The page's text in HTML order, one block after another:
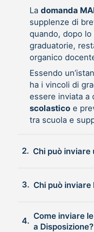
La domanda
supplenze di
quando, dopo
graduatorie,
organico
Essendo
ha i vincoli di
essere inviata a
scolasticoe
tra scuola e
2.
3. Chi può inviare
4.
Come inviare
a Disposizione?